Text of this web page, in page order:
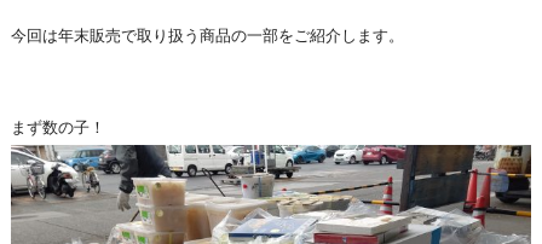
今回は年末販売で取り扱う商品の一部をご紹介します。
まず数の子！